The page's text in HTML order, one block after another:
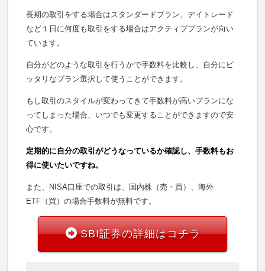
長期の取引をする場合はスタンダードプラン、デイトレード
など１日に何度も取引をする場合はアクティブプランが向い
ています。
自分がどのような取引を行うかで手数料を比較し、自分にピ
ッタリなプラン選択して使うことができます。
もし取引のスタイルが変わってきて手数料が高いプランにな
ってしまった場合、いつでも変更することができますので安
心です。
定期的に自分の取引がどうなっているか確認し、手数料もお
得に使いたいですね。
また、NISA口座での取引は、国内株（売・買）、海外
ETF（買）の場合手数料が無料です。
SBI証券の詳細はコチラ